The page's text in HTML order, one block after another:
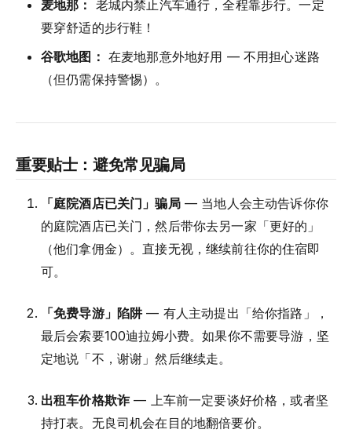
麦地那： 老城内禁止汽车通行，全程靠步行。一定
要穿舒适的步行鞋！
谷歌地图： 在麦地那意外地好用 — 不用担心迷路
（但仍需保持警惕）。
重要贴士：避免常见骗局
「庭院酒店已关门」骗局— 当地人会主动告诉你你
的庭院酒店已关门，然后带你去另一家「更好的」
（他们拿佣金）。直接无视，继续前往你的住宿即
可。
「免费导游」陷阱— 有人主动提出「给你指路」，
最后会索要100迪拉姆小费。如果你不需要导游，坚
定地说「不，谢谢」然后继续走。
出租车价格欺诈 — 上车前一定要谈好价格，或者坚
持打表。无良司机会在目的地翻倍要价。